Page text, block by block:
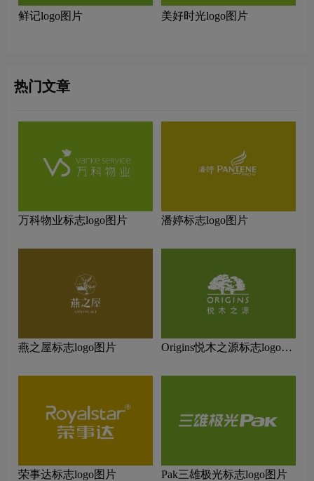
鲜记logo图片 美好时光logo图片
热门文章
万科物业标志logo图片 潘婷标志logo图片
燕之屋标志logo图片
Origins悦木之源标志logo图
荣事达标志logo图片 Pak三雄极光标志logo图片